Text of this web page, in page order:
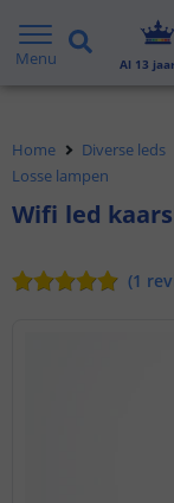
Menu Al 13
Home Diverse leds
Losse lampen
Wifi led
(1